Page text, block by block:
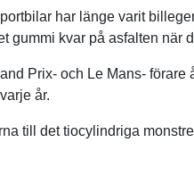
har länge varit
gummi kvar på asfalten när
Prix- och Le Mans- förare
år.
till det tiocylindriga